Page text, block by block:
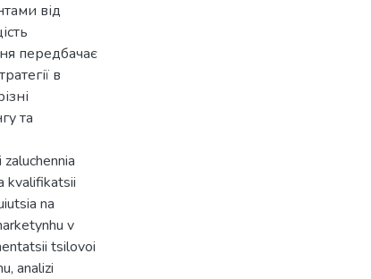
від
передбачає
в
та
kvalifikatsii
na
v
tsilovoi
analizi